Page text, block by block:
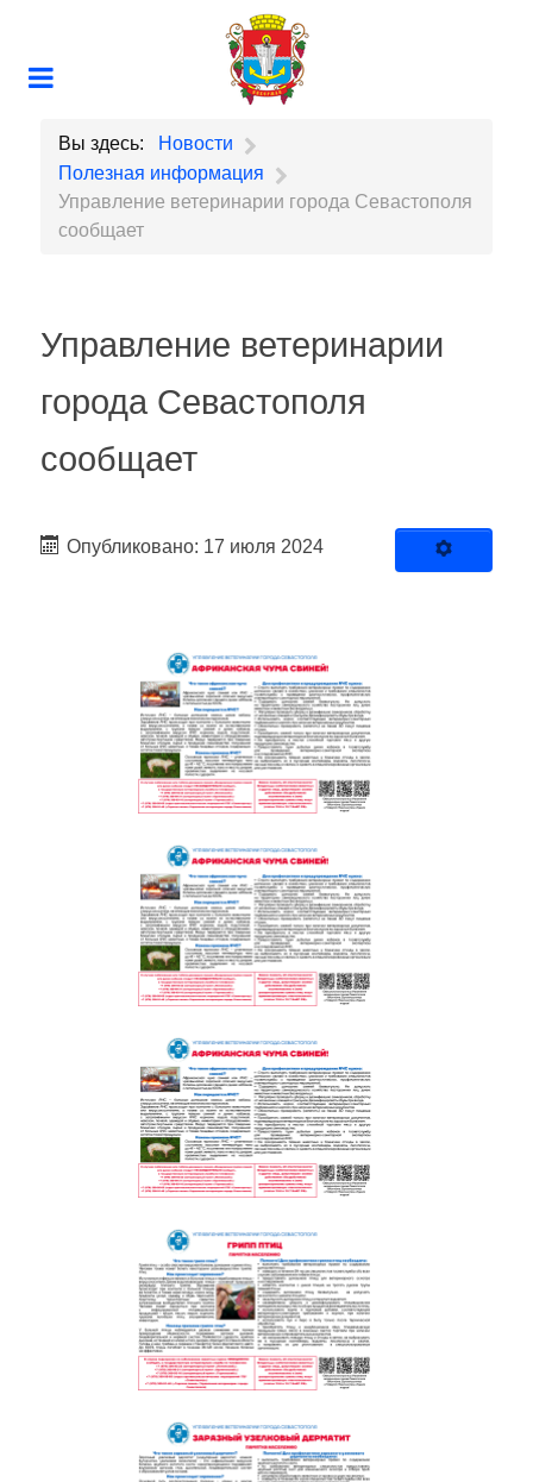
Вы здесь:
Новости
Полезная информация
Управление ветеринарии города Севастополя
сообщает
Управление ветеринарии
города Севастополя
сообщает
Опубликовано: 17 июля 2024